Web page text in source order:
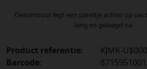
Oesterstout legt een pareltje achter op uw
lang en gelaagd na.
Product referentie:
KJMK-
Barcode: